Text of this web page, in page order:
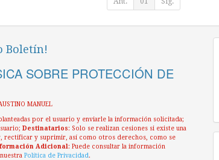
Boletín!
SOBRE PROTECCIÓN DE
MANUEL
por el usuario y enviarle la información solicitada;
Destinatarios: Solo se realizan cesiones si existe una
rectificar y suprimir, así como otros derechos, como se
Adicional: Puede consultar la información
Política de Privacidad.